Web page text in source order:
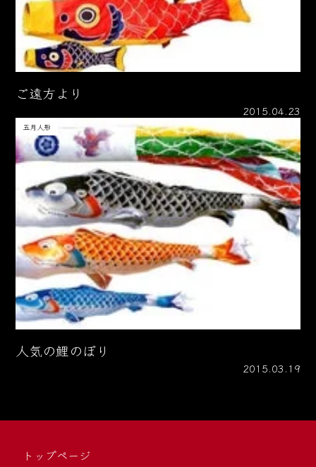
ご遠方より
2015.04.23
五月人形
人気の鯉のぼり
2015.03.19
トップページ